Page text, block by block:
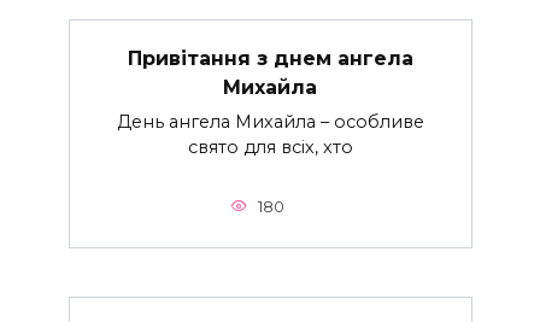
Привітання з днем ангела
Михайла
День ангела Михайла – особливе
свято для всіх, хто
180